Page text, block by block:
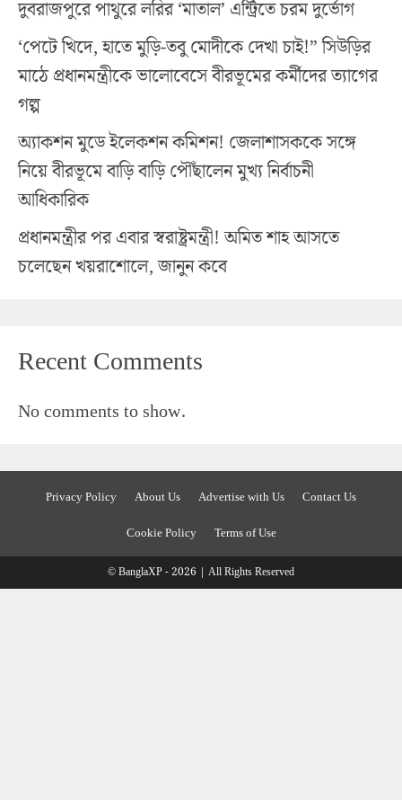
দুবরাজপুরে পাথুরে লরির ‘মাতাল’ এন্ট্রিতে চরম দুর্ভোগ
‘পেটে খিদে, হাতে মুড়ি-তবু মোদীকে দেখা চাই!” সিউড়ির
মাঠে প্রধানমন্ত্রীকে ভালোবেসে বীরভূমের কর্মীদের ত্যাগের
গল্প
অ্যাকশন মুডে ইলেকশন কমিশন! জেলাশাসককে সঙ্গে
নিয়ে বীরভূমে বাড়ি বাড়ি পৌঁছালেন মুখ্য নির্বাচনী
আধিকারিক
প্রধানমন্ত্রীর পর এবার স্বরাষ্ট্রমন্ত্রী! অমিত শাহ আসতে
চলেছেন খয়রাশোলে, জানুন কবে
Recent Comments
No comments to show.
Privacy Policy About Us Advertise with Us
Contact Us
Cookie Policy
Terms of Use
© BanglaXP - 2026 | All Rights Reserved